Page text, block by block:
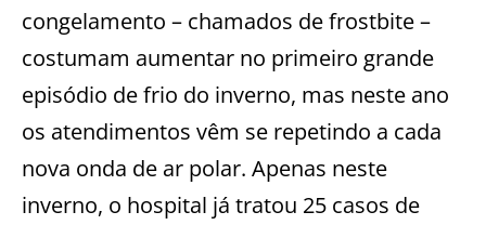
congelamento – chamados de frostbite –
costumam aumentar no primeiro grande
episódio de frio do inverno, mas neste ano
os atendimentos vêm se repetindo a cada
nova onda de ar polar. Apenas neste
inverno, o hospital já tratou 25 casos de